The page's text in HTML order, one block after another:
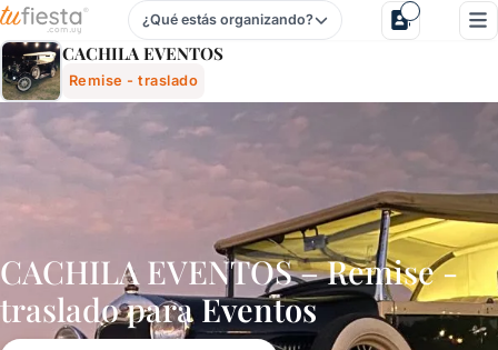
Cachila Eventos - Remise - Traslado Para Fiestas Y
¿Qué estás organizando?
CACHILA EVENTOS
Remise - traslado
CACHILA EVENTOS – Remise -
traslado paraEventos